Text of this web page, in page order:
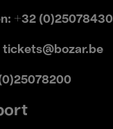
+32 (0)25078430
tickets@bozar.be